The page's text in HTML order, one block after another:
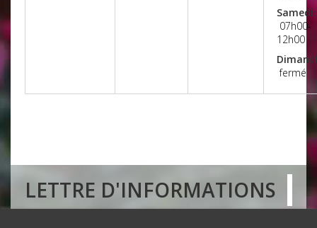
Samedi:
07h00-
12h00
fermé
LETTRE D'INFORMATIONS